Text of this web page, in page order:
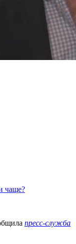
чаще?
пресс-служба